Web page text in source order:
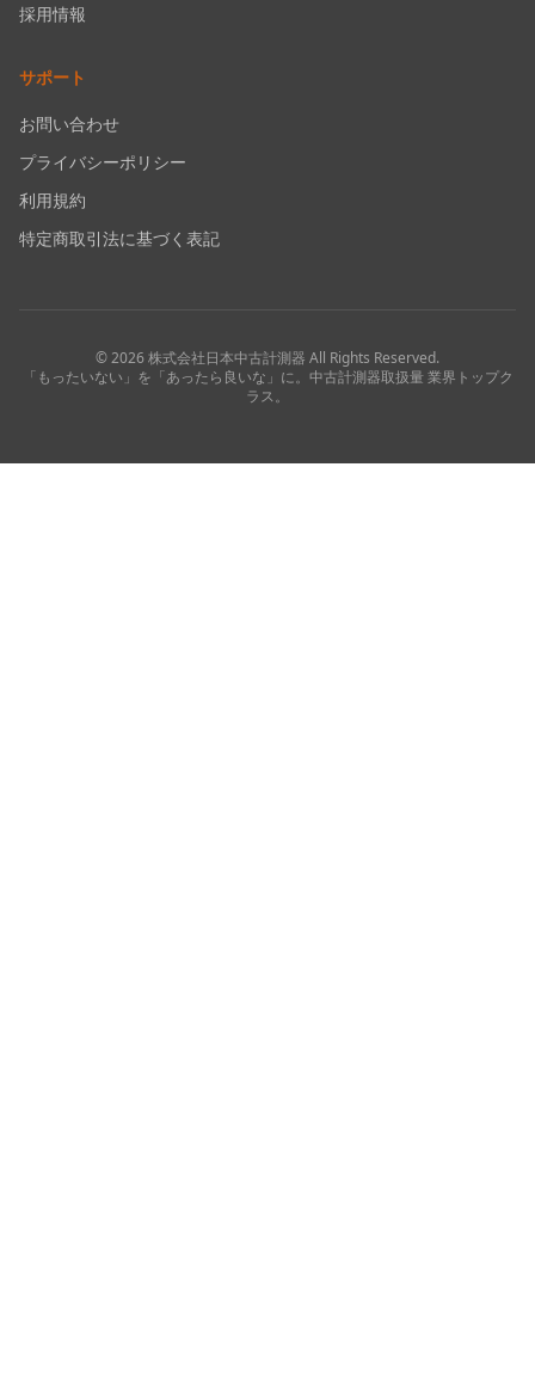
採用情報
サポート
お問い合わせ
プライバシーポリシー
利用規約
特定商取引法に基づく表記
©2026株式会社日本中古計測器 All Rights Reserved.
「もったいない」を「あったら良いな」に。中古計測器取扱量 業界トップク
ラス。